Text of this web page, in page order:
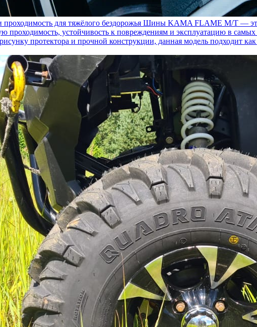
для тяжёлого бездорожья Шины KAMA FLAME M/T — это
проходимость, устойчивость к повреждениям и эксплуатацию в
протектора и прочной конструкции, данная модель подходит